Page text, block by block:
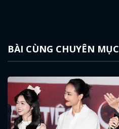
BÀI CÙNG CHUYÊN MỤC